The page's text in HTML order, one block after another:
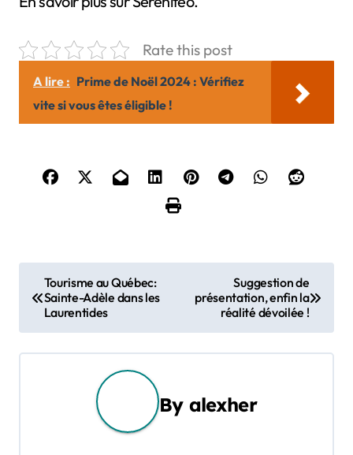
Rate this post
A lire : Prime de Noël 2024 : Vérifiez
vite si vous êtes éligible !
a
v
Tourisme au Québec:
Sainte-Adèle dans les
Laurentides
Suggestion de
présentation, enfin la
réalité dévoilée !
By alexher